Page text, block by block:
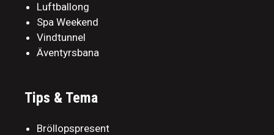
Luftballong
Spa Weekend
Vindtunnel
Äventyrsbana
Tips & Tema
Bröllopspresent